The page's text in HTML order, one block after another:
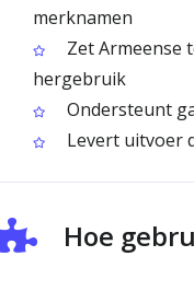
merknamen
Zet Armeense
hergebruik
Ondersteunt
Levert uitvoer
Hoe